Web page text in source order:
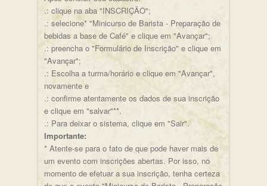
.: clique na aba "INSCRIÇÃO";
.: selecione* "Minicurso de Barista - Preparação de
bebidas a base de Café" e clique em "Avançar";
.: preencha o "Formulário de Inscrição" e clique em
"Avançar";
.: Escolha a turma/horário e clique em "Avançar",
novamente e
.: confirme atentamente os dados de sua inscrição
e clique em "salvar"**.
.: Para deixar o sistema, clique em "Sair".
Importante:
* Atente-se para o fato de que pode haver mais de
um evento com inscrições abertas. Por isso, no
momento de efetuar a sua inscrição, tenha certeza